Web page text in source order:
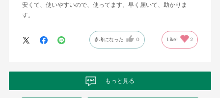
安くて、使いやすいので、使ってます。早く届いて、助かりま
す。
参考になった 0 Like! 2
もっと見る